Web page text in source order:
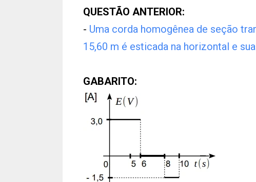
QUESTÃO ANTERIOR:
- Uma corda homogênea de seção
15,60 m é esticada na horizontal e
GABARITO: